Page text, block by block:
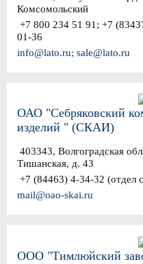
Комсомольский
+7 800 234 51 91; +7
01-36
info@lato.ru; sale@lato.ru
ОАО "Себряковский
изделий " (СКАИ)
403343, Волгоградская
Тишанская, д. 43
+7 (84463) 4-34-32 (отдел
mail@oao-skai.ru
ООО "Тимлюйский